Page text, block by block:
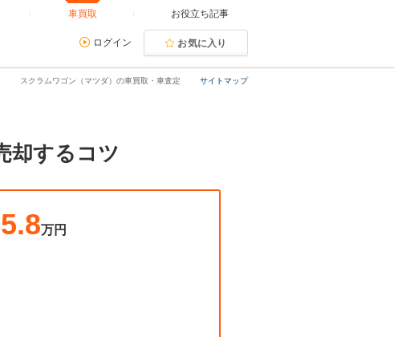
車買取 お役立ち記事
ログイン お気に入り
サイトマップ
スクラムワゴン（マツダ）の車買取・車査定
却するコツ
万円